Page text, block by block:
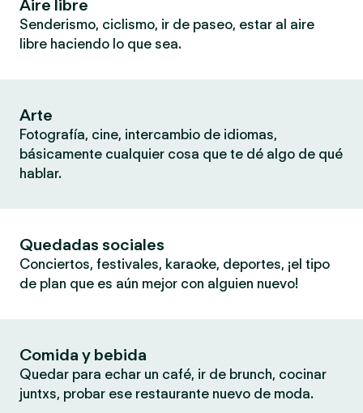
Aire libre
Senderismo, ciclismo, ir de paseo, estar al aire
libre haciendo lo que sea.
Arte
Fotografía, cine, intercambio de idiomas,
básicamente cualquier cosa que te dé algo de qué
hablar.
Quedadas sociales
Conciertos, festivales, karaoke, deportes, ¡el tipo
de plan que es aún mejor con alguien nuevo!
Comida y bebida
Quedar para echar un café, ir de brunch, cocinar
juntxs, probar ese restaurante nuevo de moda.